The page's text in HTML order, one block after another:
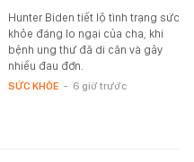
Hunter Biden tiết lộ tình trạng sức
khỏe đáng lo ngại của cha, khi
bệnh ung thư đã di căn và gây
nhiều đau đớn.
SỨC KHỎE - 6 giờ trước